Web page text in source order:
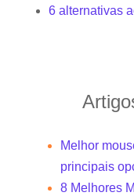
6 alternativas
Melhor
principais
8 Melhores